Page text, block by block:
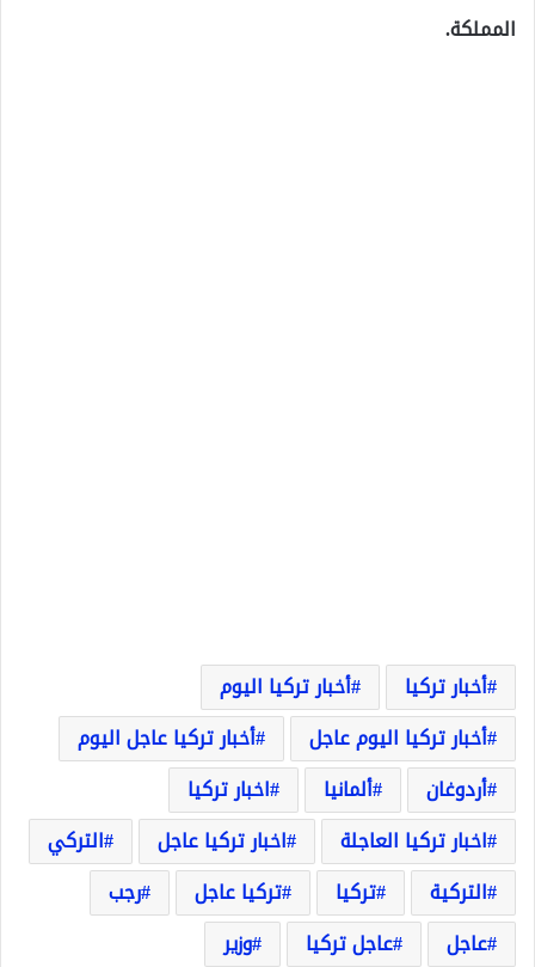
المملكة.
أخبار تركيا
أخبار تركيا اليوم
أخبار تركيا اليوم عاجل
أخبار تركيا عاجل اليوم
أردوغان
ألمانيا
اخبار تركيا
اخبار تركيا العاجلة
اخبار تركيا عاجل
التركي
التركية
تركيا تركيا عاجل
رجب
عاجل
عاجل تركيا وزير